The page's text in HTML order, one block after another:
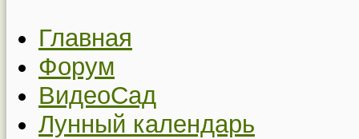
Главная
Форум
ВидеоСад
Лунный календарь